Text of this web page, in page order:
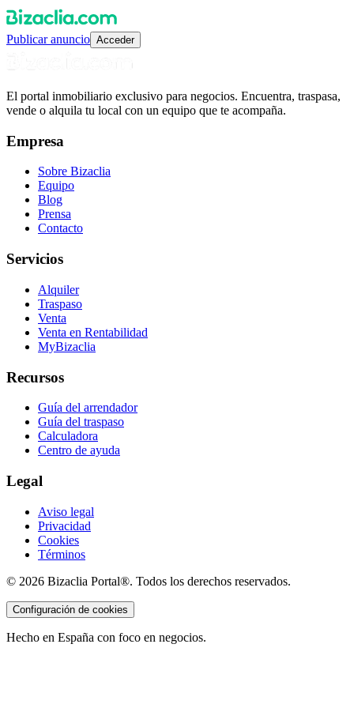
Publicar anuncio Acceder
El portal inmobiliario exclusivo para negocios. Encuentra, traspasa,
vende o alquila tu local con un equipo que te acompaña.
Empresa
Sobre Bizaclia
Equipo
Blog
Prensa
Contacto
Servicios
Alquiler
Traspaso
Venta
Venta en Rentabilidad
MyBizaclia
Recursos
Guía del arrendador
Guía del traspaso
Calculadora
Centro de ayuda
Legal
Aviso legal
Privacidad
Cookies
Términos
© 2026 Bizaclia Portal®. Todos los derechos reservados.
Configuración de cookies
Hecho en España con foco en negocios.